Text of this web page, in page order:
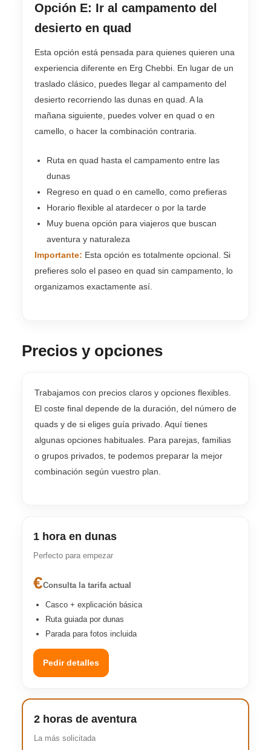
Opción E: Ir al campamento del
desierto en quad
Esta opción está pensada para quienes quieren una
experiencia diferente en Erg Chebbi. En lugar de un
traslado clásico, puedes llegar al campamento del
desierto recorriendo las dunas en quad. A la
mañana siguiente, puedes volver en quad o en
camello, o hacer la combinación contraria.
Ruta en quad hasta el campamento entre las
dunas
Regreso en quad o en camello, como prefieras
Horario flexible al atardecer o por la tarde
Muy buena opción para viajeros que buscan
aventura y naturaleza
Importante: Esta opción es totalmente opcional. Si
prefieres solo el paseo en quad sin campamento, lo
organizamos exactamente así.
Precios y opciones
Trabajamos con precios claros y opciones flexibles.
El coste final depende de la duración, del número de
quads y de si eliges guía privado. Aquí tienes
algunas opciones habituales. Para parejas, familias
o grupos privados, te podemos preparar la mejor
combinación según vuestro plan.
1 hora en dunas
Perfecto para empezar
€Consulta la tarifa actual
Casco + explicación básica
Ruta guiada por dunas
Parada para fotos incluida
Pedir detalles
2 horas de aventura
La más solicitada